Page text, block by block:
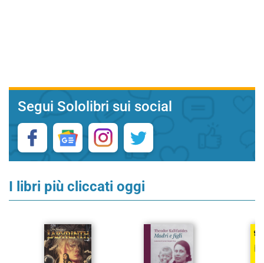
Segui Sololibri sui social
I libri più cliccati oggi